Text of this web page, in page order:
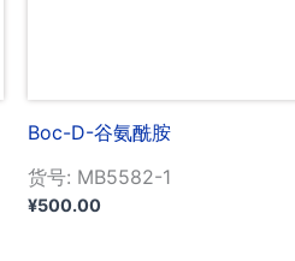
Boc-D-谷氨酰胺
货号: MB5582-1
¥500.00